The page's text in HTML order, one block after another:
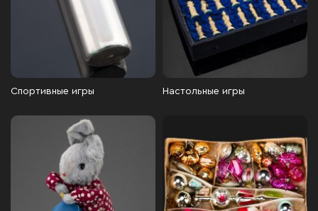
Спортивные игры Настольные игры